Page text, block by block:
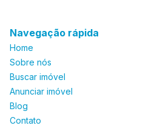
Navegação rápida
Home
Sobre nós
Buscar imóvel
Anunciar imóvel
Blog
Contato